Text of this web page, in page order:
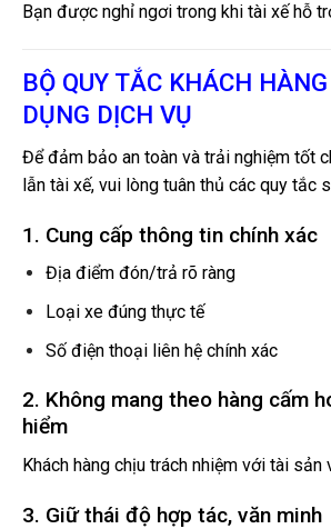
Bạn được nghỉ ngơi trong khi tài xế hỗ
BỘ QUY TẮC KHÁCH
DỤNG DỊCH VỤ
Để đảm bảo an toàn và trải nghiệm tốt
lẫn tài xế, vui lòng tuân thủ các quy tắc
1. Cung cấp thông tin chính xác
Địa điểm đón/trả rõ ràng
Loại xe đúng thực tế
Số điện thoại liên hệ chính xác
2. Không mang theo hàng cấm
hiểm
Khách hàng chịu trách nhiệm với tài sản
3. Giữ thái độ hợp tác, văn minh